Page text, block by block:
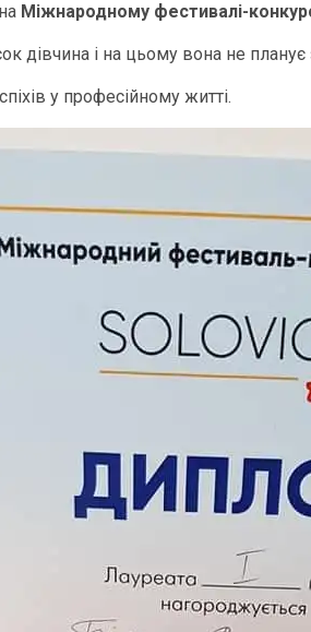
Міжнародному фестивалі-
дівчина і на цьому вона не планує
у професійному житті.